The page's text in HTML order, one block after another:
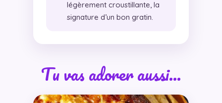
légèrement croustillante, la
signature d’un bon gratin.
Tu vas adorer aussi…